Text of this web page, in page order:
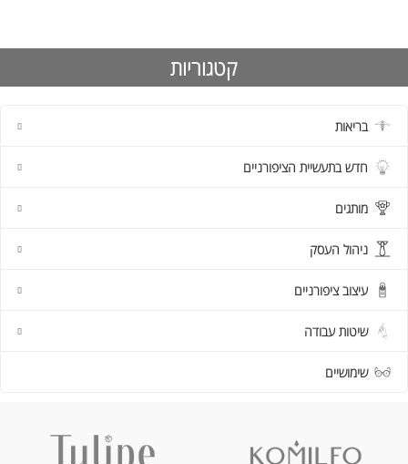
קטגוריות
בריאות
חדש בתעשיית הציפורניים
מותגים
ניהול העסק
עיצוב ציפורניים
שיטות עבודה
שימושיים